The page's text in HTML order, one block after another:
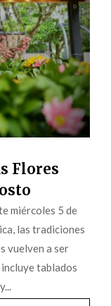
Flores
miércoles 5 de
las tradiciones
vuelven a ser
tablados